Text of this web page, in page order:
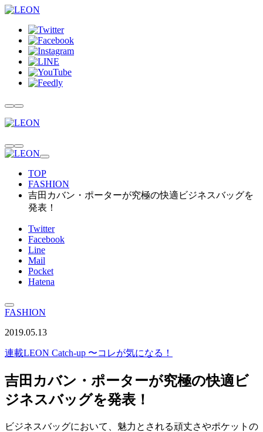
TOP
FASHION
吉田カバン・ポーターが究極の快適ビジネスバッグを
発表！
Twitter
Facebook
Line
Mail
Pocket
Hatena
FASHION
2019.05.13
連載LEON Catch-up 〜コレが気になる！
吉田カバン・ポーターが究極の快適ビ
ジネスバッグを発表！
ビジネスバッグにおいて、魅力とされる頑丈さやポケットの